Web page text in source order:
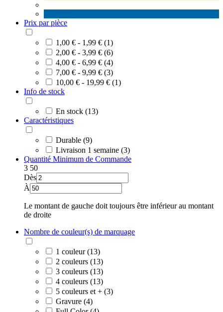
Prix par pièce
1,00 € - 1,99 € (1)
2,00 € - 3,99 € (6)
4,00 € - 6,99 € (4)
7,00 € - 9,99 € (3)
10,00 € - 19,99 € (1)
Info de stock
En stock (13)
Caractéristiques
Durable (9)
Livraison 1 semaine (3)
Quantité Minimum de Commande
3 50
Dès
À
Le montant de gauche doit toujours être inférieur au montant
de droite
Nombre de couleur(s) de marquage
1 couleur (13)
2 couleurs (13)
3 couleurs (13)
4 couleurs (13)
5 couleurs et + (3)
Gravure (4)